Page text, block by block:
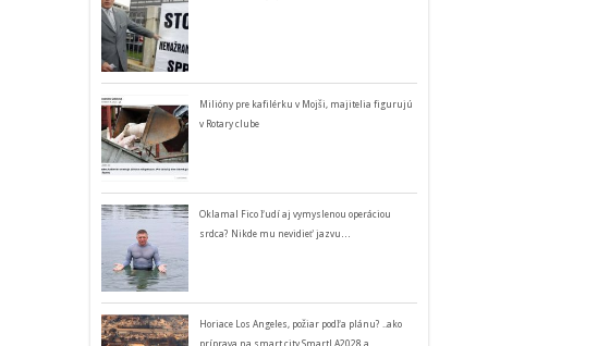
Milióny pre kafilérku v Mojši, majitelia figurujú
v Rotary clube
Oklamal Fico ľudí aj vymyslenou operáciou
srdca? Nikde mu nevidieť jazvu…
Horiace Los Angeles, požiar podľa plánu? ..ako